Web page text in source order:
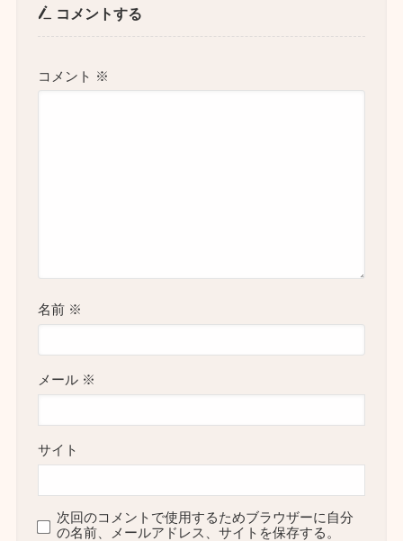
コメントする
コメント ※
名前 ※
メール ※
サイト
次回のコメントで使用するためブラウザーに自分
の名前、メールアドレス、サイトを保存する。